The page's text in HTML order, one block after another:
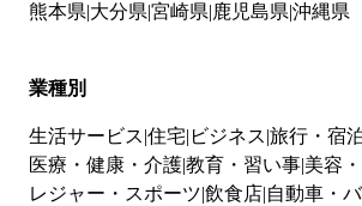
熊本県 大分県 宮崎県 鹿児島県 沖縄県
業種別
生活サービス 住宅 ビジネス 旅行・宿
医療・健康・介護教育・習い事 美容
レジャー・スポーツ 飲食店 自動車・